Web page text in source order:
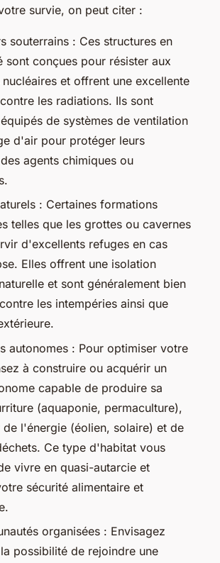
survie, on peut citer :
souterrains : Ces structures en
sont conçues pour résister aux
et offrent une excellente
les radiations. Ils sont
de systèmes de ventilation
d'air pour protéger leurs
agents chimiques ou
: Certaines formations
telles que les grottes ou cavernes
d'excellents refuges en cas
Elles offrent une isolation
et sont généralement bien
les intempéries ainsi que
autonomes : Pour optimiser votre
à construire ou acquérir un
capable de produire sa
(aquaponie, permaculture),
de l'énergie (éolien, solaire) et de
Ce type d'habitat vous
vivre en quasi-autarcie et
sécurité alimentaire et
organisées : Envisagez
possibilité de rejoindre une